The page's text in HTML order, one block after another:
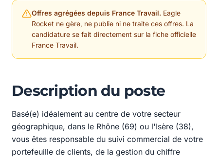
Offres agrégées depuis France Travail. Eagle
Rocket ne gère, ne publie ni ne traite ces offres. La
candidature se fait directement sur la fiche officielle
France Travail.
Description du poste
Basé(e) idéalement au centre de votre secteur
géographique, dans le Rhône (69) ou l'Isère (38),
vous êtes responsable du suivi commercial de votre
portefeuille de clients, de la gestion du chiffre